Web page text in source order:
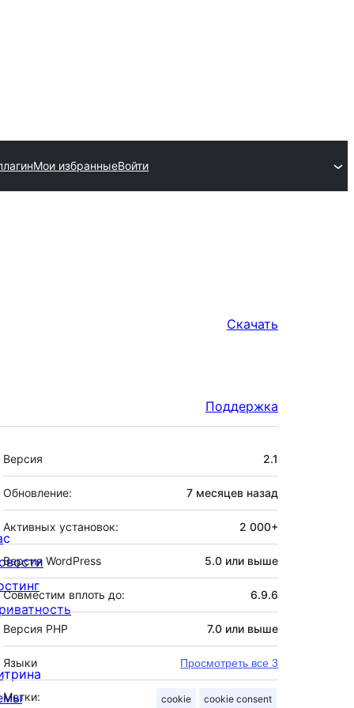
Мои избранныеВойти
Скачать
Поддержка
Мета
Версия 2.1
Обновление: 7 месяцев назад
Активных установок: 2 000+
Версия WordPress 5.0 или выше
Совместим вплоть до: 6.9.6
Версия PHP 7.0 или выше
Языки Просмотреть все 3
Метки: cookie cookie consent